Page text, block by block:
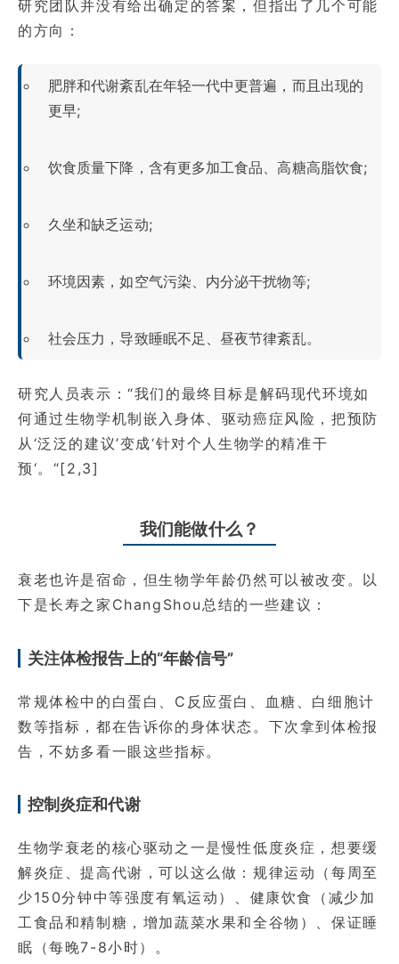
研究团队并没有给出确定的答案，但指出了几个可能
的方向：
肥胖和代谢紊乱在年轻一代中更普遍，而且出现的
更早;
饮食质量下降，含有更多加工食品、高糖高脂饮食;
久坐和缺乏运动;
环境因素，如空气污染、内分泌干扰物等;
社会压力，导致睡眠不足、昼夜节律紊乱。
研究人员表示：“我们的最终目标是解码现代环境如
何通过生物学机制嵌入身体、驱动癌症风险，把预防
从‘泛泛的建议’变成‘针对个人生物学的精准干
预‘。“[2,3]
我们能做什么？
衰老也许是宿命，但生物学年龄仍然可以被改变。以
下是长寿之家ChangShou总结的一些建议：
关注体检报告上的“年龄信号”
常规体检中的白蛋白、C反应蛋白、血糖、白细胞计
数等指标，都在告诉你的身体状态。下次拿到体检报
告，不妨多看一眼这些指标。
控制炎症和代谢
生物学衰老的核心驱动之一是慢性低度炎症，想要缓
解炎症、提高代谢，可以这么做：规律运动（每周至
少150分钟中等强度有氧运动）、健康饮食（减少加
工食品和精制糖，增加蔬菜水果和全谷物）、保证睡
眠（每晚7-8小时）。